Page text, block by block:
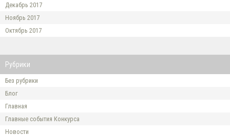
Декабрь 2017
Ноябрь 2017
Октябрь 2017
Рубрики
Без рубрики
Блог
Главная
Главные события Конкурса
Новости